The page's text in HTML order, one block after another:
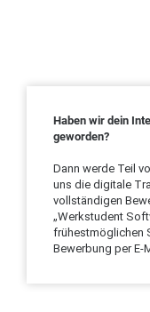
Haben wir dein
geworden?
Dann werde Teil
uns die digitale
vollständigen
„Werkstudent
frühestmöglichen
Bewerbung per E-